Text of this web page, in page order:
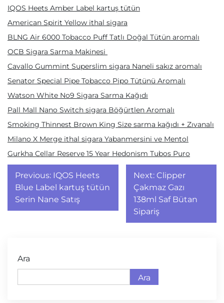
IQOS Heets Amber Label kartuş tütün
American Spirit Yellow ithal sigara
BLNG Air 6000 Tobacco Puff Tatlı Doğal Tütün aromalı
OCB Sigara Sarma Makinesi
Cavallo Gummint Superslim sigara Naneli sakız aromalı
Senator Special Pipe Tobacco Pipo Tütünü Aromalı
Watson White No9 Sigara Sarma Kağıdı
Pall Mall Nano Switch sigara Böğürtlen Aromalı
Smoking Thinnest Brown King Size sarma kağıdı + Zıvanalı
Milano X Merge ithal sigara Yabanmersini ve Mentol
Gurkha Cellar Reserve 15 Year Hedonism Tubos Puro
Yazı
gezinmesi
Previous: IQOS Heets
Blue Label kartuş tütün
Serin Nane Satış
Next: Clipper
Çakmaz Gazı
138ml Saf Bütan
Sipariş
Ara
Ara